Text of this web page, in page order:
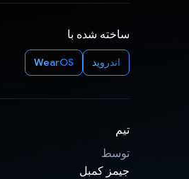
ساخته شده با
اندروید WearOS
تیم
توسط
جیمز کمبل